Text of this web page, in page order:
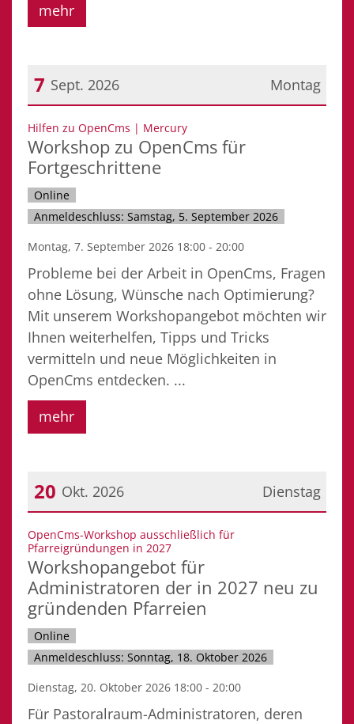
mehr
Montag
7 Sept. 2026
Datum: 7. September 2026
Hilfen zu OpenCms | Mercury:
Workshop zu OpenCms für
Fortgeschrittene
Online
Anmeldeschluss: Samstag, 5. September 2026
Montag, 7. September 2026 18:00 - 20:00
Probleme bei der Arbeit in OpenCms, Fragen
ohne Lösung, Wünsche nach Optimierung?
Mit unserem Workshopangebot möchten wir
Ihnen weiterhelfen, Tipps und Tricks
vermitteln und neue Möglichkeiten in
OpenCms entdecken. ...
mehr
Dienstag
20 Okt. 2026
Datum: 20. Oktober 2026
OpenCms-Workshop ausschließlich für
Pfarreigründungen in 2027:
Workshopangebot für
Administratoren der in 2027 neu zu
gründenden Pfarreien
Online
Anmeldeschluss: Sonntag, 18. Oktober 2026
Dienstag, 20. Oktober 2026 18:00 - 20:00
Für Pastoralraum-Administratoren, deren